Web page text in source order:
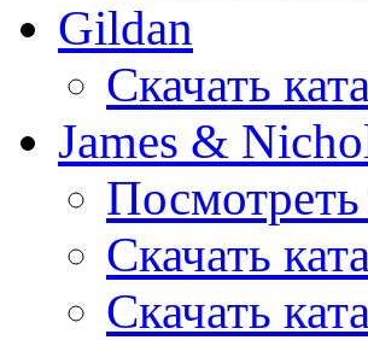
Gildan
Скачать
James &
Посмотреть
Скачать
Скачать